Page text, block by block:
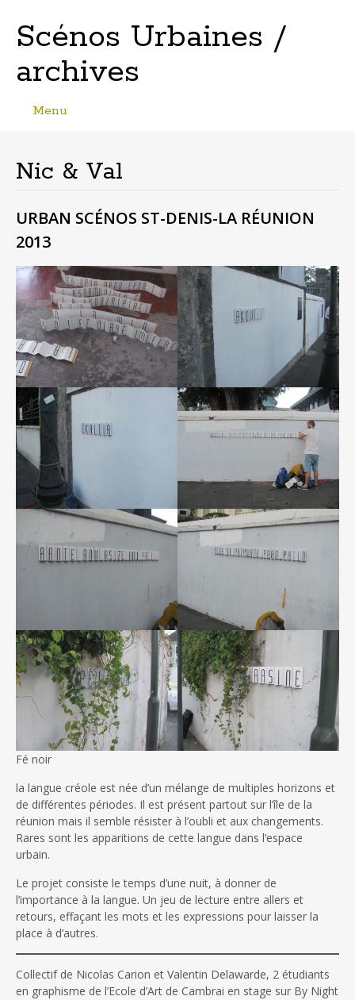
Scénos Urbaines /
archives
Menu
Nic & Val
URBAN SCÉNOS ST-DENIS-LA RÉUNION
2013
Fé noir
la langue créole est née d’un mélange de multiples horizons et
de différentes périodes. Il est présent partout sur l’île de la
réunion mais il semble résister à l’oubli et aux changements.
Rares sont les apparitions de cette langue dans l’espace
urbain.
Le projet consiste le temps d’une nuit, à donner de
l’importance à la langue. Un jeu de lecture entre allers et
retours, effaçant les mots et les expressions pour laisser la
place à d’autres.
Collectif de Nicolas Carion et Valentin Delawarde, 2 étudiants
en graphisme de l’Ecole d’Art de Cambrai en stage sur By Night